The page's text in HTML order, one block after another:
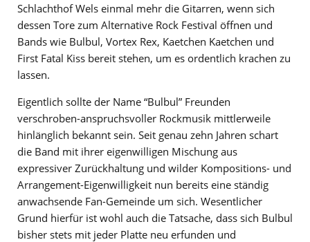
Schlachthof Wels einmal mehr die Gitarren, wenn sich
dessen Tore zum Alternative Rock Festival öffnen und
Bands wie Bulbul, Vortex Rex, Kaetchen Kaetchen und
First Fatal Kiss bereit stehen, um es ordentlich krachen zu
lassen.
Eigentlich sollte der Name “Bulbul” Freunden
verschroben-anspruchsvoller Rockmusik mittlerweile
hinlänglich bekannt sein. Seit genau zehn Jahren schart
die Band mit ihrer eigenwilligen Mischung aus
expressiver Zurückhaltung und wilder Kompositions- und
Arrangement-Eigenwilligkeit nun bereits eine ständig
anwachsende Fan-Gemeinde um sich. Wesentlicher
Grund hierfür ist wohl auch die Tatsache, dass sich Bulbul
bisher stets mit jeder Platte neu erfunden und